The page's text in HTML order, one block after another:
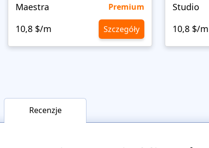
Maestra Premium
10,8 $/m Szczegóły
Studio
10,8 $/m
Recenzje